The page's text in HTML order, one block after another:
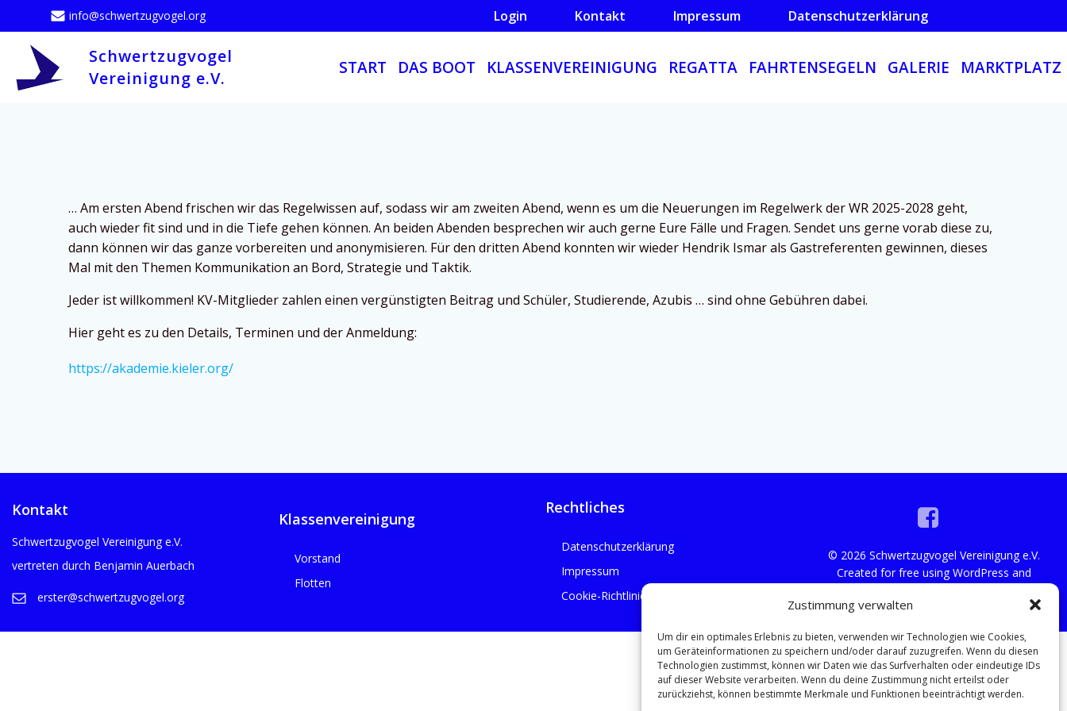
Zustimmung verwalten
Um dir ein optimales Erlebnis zu bieten, verwenden wir Technologien wie Cookies,
um Geräteinformationen zu speichern und/oder darauf zuzugreifen. Wenn du diesen
Technologien zustimmst, können wir Daten wie das Surfverhalten oder eindeutige IDs
auf dieser Website verarbeiten. Wenn du deine Zustimmung nicht erteilst oder
zurückziehst, können bestimmte Merkmale und Funktionen beeinträchtigt werden.
Inhalt
springen
info@schwertzugvogel.org Login Kontakt Impressum Datenschutzerklärung
Schwertzugvogel
Vereinigung e.V.
START DAS BOOT KLASSENVEREINIGUNG REGATTA FAHRTENSEGELN GALERIE MARKTPLATZ
… Am ersten Abend frischen wir das Regelwissen auf, sodass wir am zweiten Abend, wenn es um die Neuerungen im Regelwerk der WR 2025-2028 geht,
auch wieder fit sind und in die Tiefe gehen können. An beiden Abenden besprechen wir auch gerne Eure Fälle und Fragen. Sendet uns gerne vorab diese zu,
dann können wir das ganze vorbereiten und anonymisieren. Für den dritten Abend konnten wir wieder Hendrik Ismar als Gastreferenten gewinnen, dieses
Mal mit den Themen Kommunikation an Bord, Strategie und Taktik.
Jeder ist willkommen! KV-Mitglieder zahlen einen vergünstigten Beitrag und Schüler, Studierende, Azubis … sind ohne Gebühren dabei.
Hier geht es zu den Details, Terminen und der Anmeldung:
https://akademie.kieler.org/
Kontakt
Schwertzugvogel Vereinigung e.V.
vertreten durch Benjamin Auerbach
erster@schwertzugvogel.org
Klassenvereinigung
Vorstand
Flotten
Rechtliches
Datenschutzerklärung
Impressum
Cookie-Richtlinie (EU)
© 2026 Schwertzugvogel Vereinigung e.V.
Created for free using WordPress and